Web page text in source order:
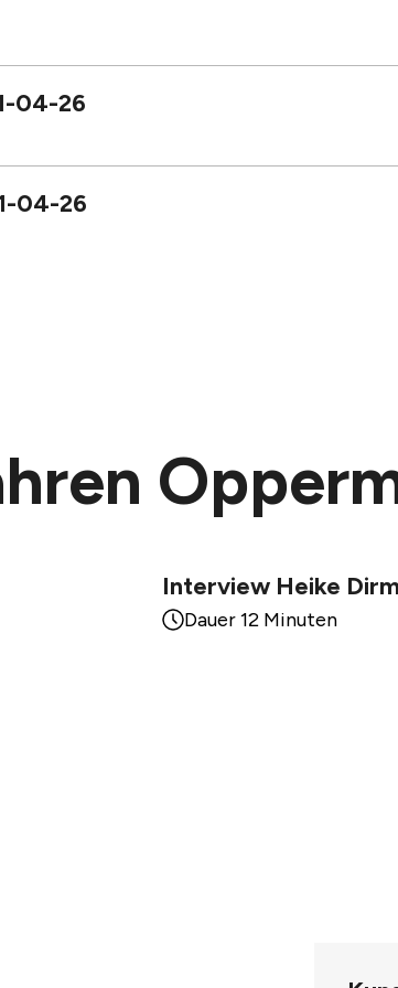
04-26
04-26
Interview Heike
Dauer 12 Minuten